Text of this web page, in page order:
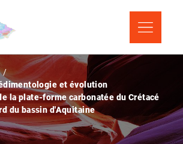
et évolution
la plate-forme carbonatée du Crétacé
du bassin d'Aquitaine